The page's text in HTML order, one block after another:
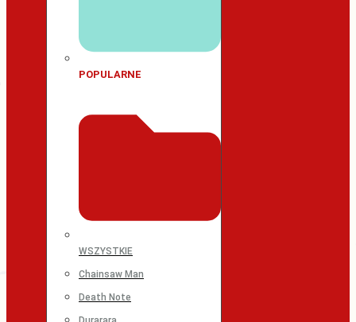
POPULARNE
WSZYSTKIE
Chainsaw Man
Death Note